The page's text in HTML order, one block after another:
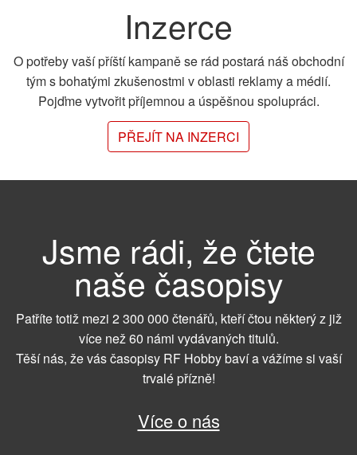
Inzerce
O potřeby vaší příští kampaně se rád postará náš obchodní
tým s bohatými zkušenostmi v oblasti reklamy a médií.
Pojďme vytvořit příjemnou a úspěšnou spolupráci.
PŘEJÍT NA INZERCI
Jsme rádi, že čtete
naše časopisy
Patříte totiž mezi 2 300 000 čtenářů, kteří čtou některý z již
více než 60 námi vydávaných titulů.
Těší nás, že vás časopisy RF Hobby baví a vážíme si vaší
trvalé přízně!
Více o nás